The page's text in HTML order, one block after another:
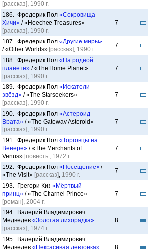
[рассказ], 1990 г.
186. Фредерик Пол «Сокровища
Хичи» / «Heechee Treasures»
[рассказ], 1990 г.
7
187. Фредерик Пол «Другие миры»
/ «Other Worlds» [рассказ], 1990 г.
7
188. Фредерик Пол «На родной
планете» / «The Home Planet»
[рассказ], 1990 г.
7
189. Фредерик Пол «Искатели
звёзд» / «The Starseekers»
[рассказ], 1990 г.
7
190. Фредерик Пол «Астероид
Врата» / «The Gateway Asteroid»
[рассказ], 1990 г.
7
191. Фредерик Пол «Торговцы на
Венере» / «The Merchants of
Venus» [повесть], 1972 г.
7
192. Фредерик Пол «Посещение» /
«The Visit» [рассказ], 1990 г.
7
193. Грегори Киз «Мёртвый
принц» / «The Charnel Prince»
[роман], 2004 г.
7
194. Валерий Владимирович
Медведев «Золотая лихорадка»
[рассказ], 1974 г.
8
195. Валерий Владимирович
Медведев «Некрасивая девчонка» 8